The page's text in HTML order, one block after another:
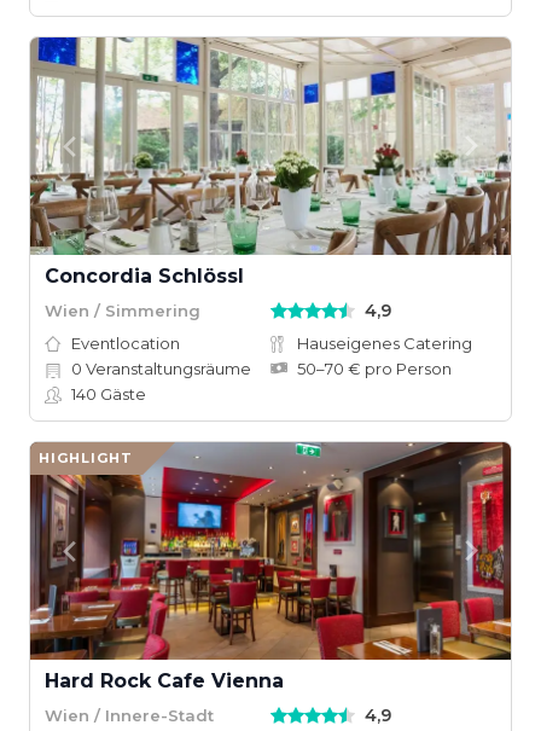
Concordia Schlössl
Wien / Simmering 4,9
Eventlocation
Hauseigenes Catering
0 Veranstaltungsräume
50–70 € pro Person
140 Gäste
HIGHLIGHT
Hard Rock Cafe Vienna
Wien / Innere-Stadt 4,9